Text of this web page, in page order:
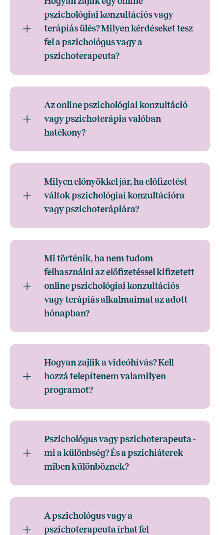
pszichológiai konzultációs vagy
terápiás ülés? Milyen kérdéseket tesz
fel a pszichológus vagy a
pszichoterapeuta?
Az online pszichológiai konzultáció
vagy pszichoterápia valóban
hatékony?
Milyen előnyökkel jár, ha előfizetést
váltok pszichológiai konzultációra
vagy pszichoterápiára?
Mi történik, ha nem tudom
felhasználni az előfizetéssel kifizetett
online pszichológiai konzultációs
vagy terápiás alkalmaimat az adott
hónapban?
Hogyan zajlik a videóhívás? Kell
hozzá telepítenem valamilyen
programot?
Pszichológus vagy pszichoterapeuta -
mi a különbség? És a pszichiáterek
miben különböznek?
A pszichológus vagy a
pszichoterapeuta írhat fel